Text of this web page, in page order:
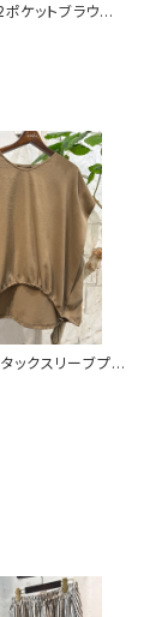
ポケットブラウ
】